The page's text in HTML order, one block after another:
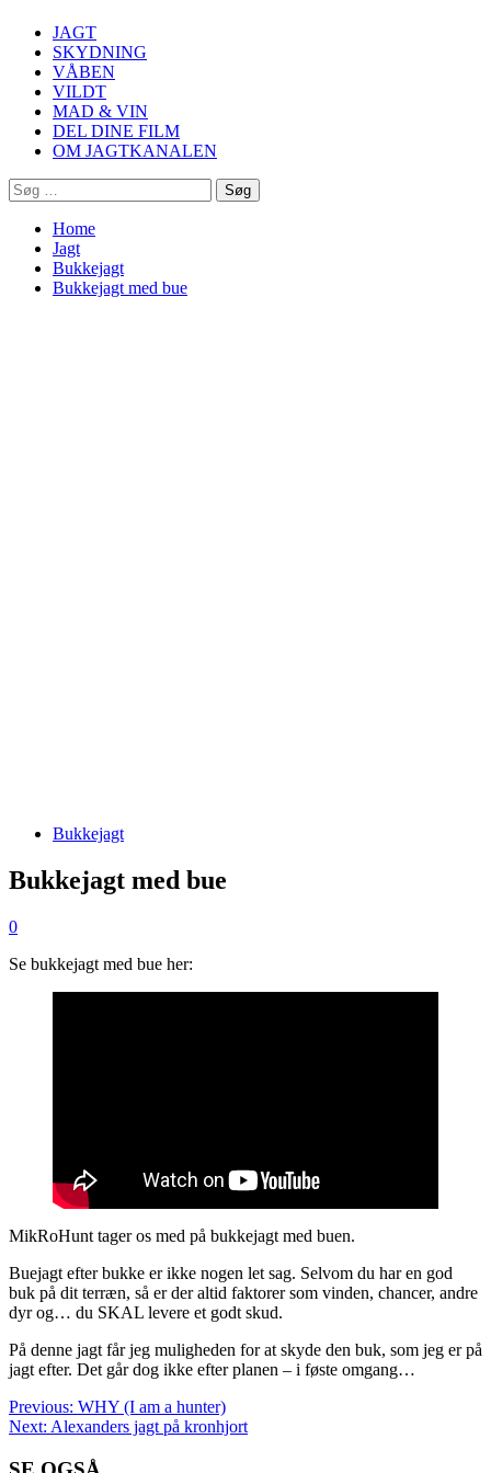
JAGT
SKYDNING
VÅBEN
VILDT
MAD & VIN
DEL DINE FILM
OM JAGTKANALEN
Søg
efter:
Home
Jagt
Bukkejagt
Bukkejagt med bue
Bukkejagt
Bukkejagt med bue
0
Se bukkejagt med bue her:
MikRoHunt tager os med på bukkejagt med buen.
Buejagt efter bukke er ikke nogen let sag. Selvom du har en god
buk på dit terræn, så er der altid faktorer som vinden, chancer, andre
dyr og… du SKAL levere et godt skud.
På denne jagt får jeg muligheden for at skyde den buk, som jeg er på
jagt efter. Det går dog ikke efter planen – i føste omgang…
Post
navigation
Previous: WHY (I am a hunter)
Next: Alexanders jagt på kronhjort